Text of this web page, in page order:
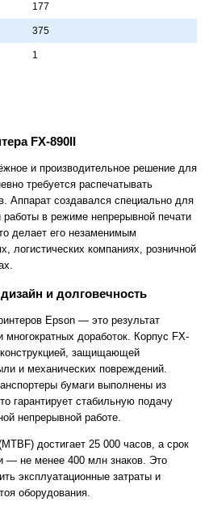
177
375
1
FX-890II
и производительное решение для
требуется распечатывать
Аппарат создавался специально для
работы в режиме непрерывной печати
делает его незаменимым
логистических компаниях, розничной
и долговечность
Epson — это результат
многократных доработок. Корпус FX-
защищающей
и механических повреждений.
бумаги выполнены из
гарантирует стабильную подачу
непрерывной работе.
достигает 25 000 часов, а срок
— не менее 400 млн знаков. Это
эксплуатационные затраты и
оборудования.